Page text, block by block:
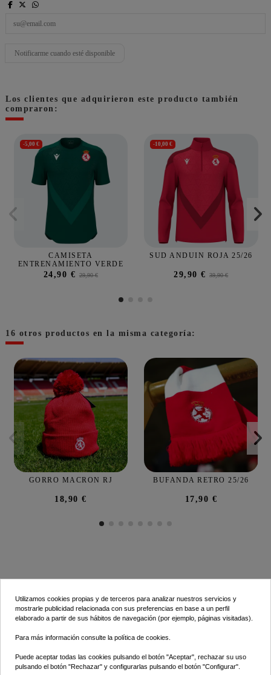
Los clientes que adquirieron este producto también
compraron:
-5,00 €
CAMISETA
ENTRENAMIENTO VERDE
24,90 € 29,90 €
-10,00 €
SUD ANDUIN ROJA 25/26
29,90 €39,90 €
16 otros productos en la misma categoría:
GORRO MACRON RJ
18,90 €
BUFANDA RETRO 25/26
17,90 €
LO ÚLTIMO
Utilizamos cookies propias y de terceros para analizar nuestros servicios y
mostrarle publicidad relacionada con sus preferencias en base a un perfil
elaborado a partir de sus hábitos de navegación (por ejemplo, páginas visitadas).
Para más información consulte la política de cookies
Puede aceptar todas las cookies pulsando el botón "Aceptar", rechazar su uso
pulsando el botón "Rechazar" y configurarlas pulsando el botón "Configurar".